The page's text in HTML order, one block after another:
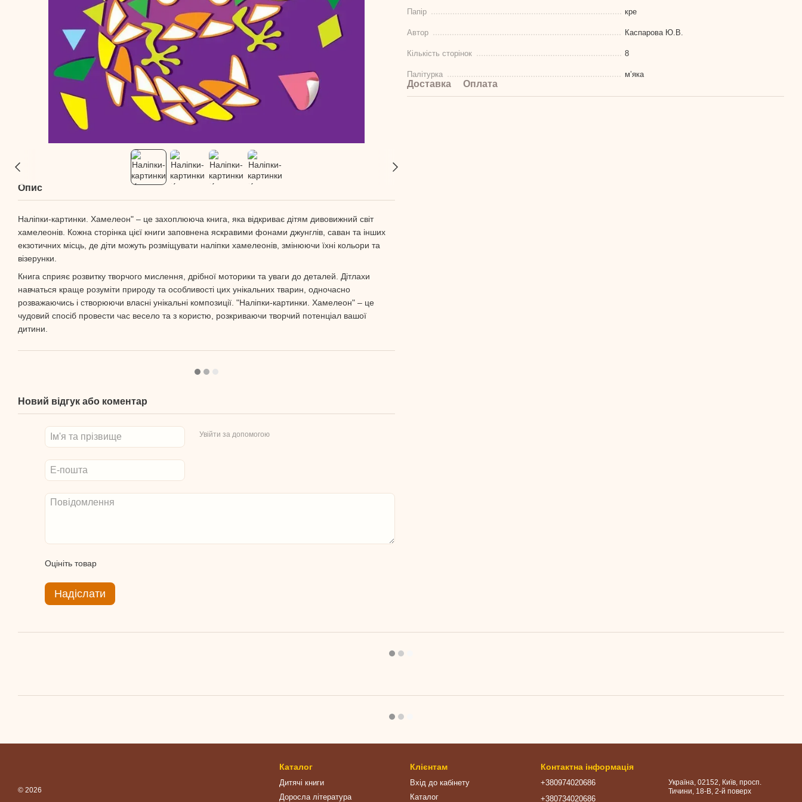
Опис
Наліпки-картинки. Хамелеон" – це захоплююча книга, яка відкриває дітям дивовижний світ
хамелеонів. Кожна сторінка цієї книги заповнена яскравими фонами джунглів, саван та інших
екзотичних місць, де діти можуть розміщувати наліпки хамелеонів, змінюючи їхні кольори та
візерунки.
Книга сприяє розвитку творчого мислення, дрібної моторики та уваги до деталей. Дітлахи
навчаться краще розуміти природу та особливості цих унікальних тварин, одночасно
розважаючись і створюючи власні унікальні композиції. "Наліпки-картинки. Хамелеон" – це
чудовий спосіб провести час весело та з користю, розкриваючи творчий потенціал вашої
дитини.
Новий відгук або коментар
Увійти за допомогою
Оцініть товар
Надіслати
Папір кре
Автор Каспарова Ю.В.
Кількість сторінок 8
Палітурка м’яка
Доставка Оплата
© 2026
Каталог
Дитячі книги
Доросла література
Клієнтам
Вхід до кабінету
Каталог
Контактна інформація
+380974020686
+380734020686
Україна, 02152, Київ, просп.
Тичини, 18-В, 2-й поверх